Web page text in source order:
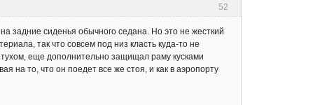
52
задние сиденья обычного седана. Но это не жесткий
так что совсем под низ класть куда-то не
еще дополнительно защищал раму кусками
на то, что он поедет все же стоя, и как в аэропорту